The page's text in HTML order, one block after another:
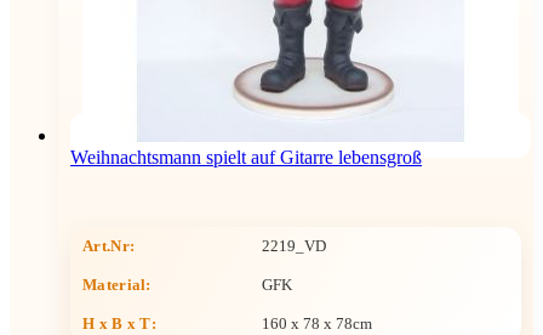
Weihnachtsmann spielt auf Gitarre lebensgroß
Art.Nr: 2219_VD
Material: GFK
H x B x T: 160 x 78 x 78cm